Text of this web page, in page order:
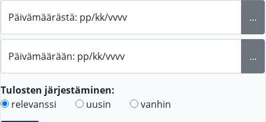
Päivämäärästä: pp/kk/vvvv ...
Päivämäärään: pp/kk/vvvv ...
Tulosten järjestäminen:
relevanssi
uusin vanhin